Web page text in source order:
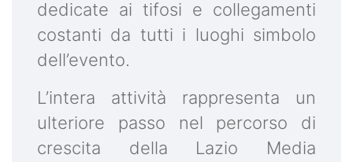
dedicate ai tifosi e collegamenti
costanti da tutti i luoghi simbolo
dell’evento.
L’intera attività rappresenta un
ulteriore passo nel percorso di
crescita della Lazio Media